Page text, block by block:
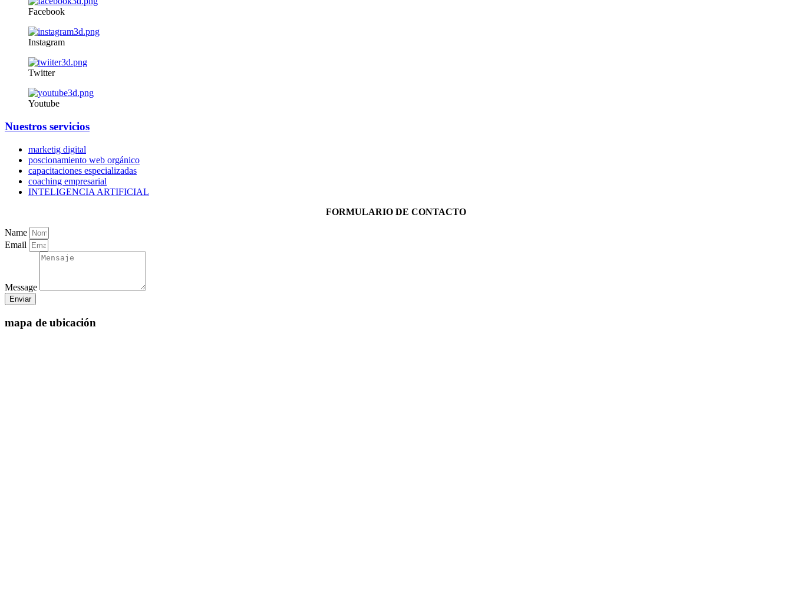
Facebook
Instagram
Twitter
Youtube
Nuestros servicios
marketig digital
poscionamiento web orgánico
capacitaciones especializadas
coaching empresarial
INTELIGENCIA ARTIFICIAL
FORMULARIO DE CONTACTO
Name
Email
Message
Enviar
mapa de ubicación